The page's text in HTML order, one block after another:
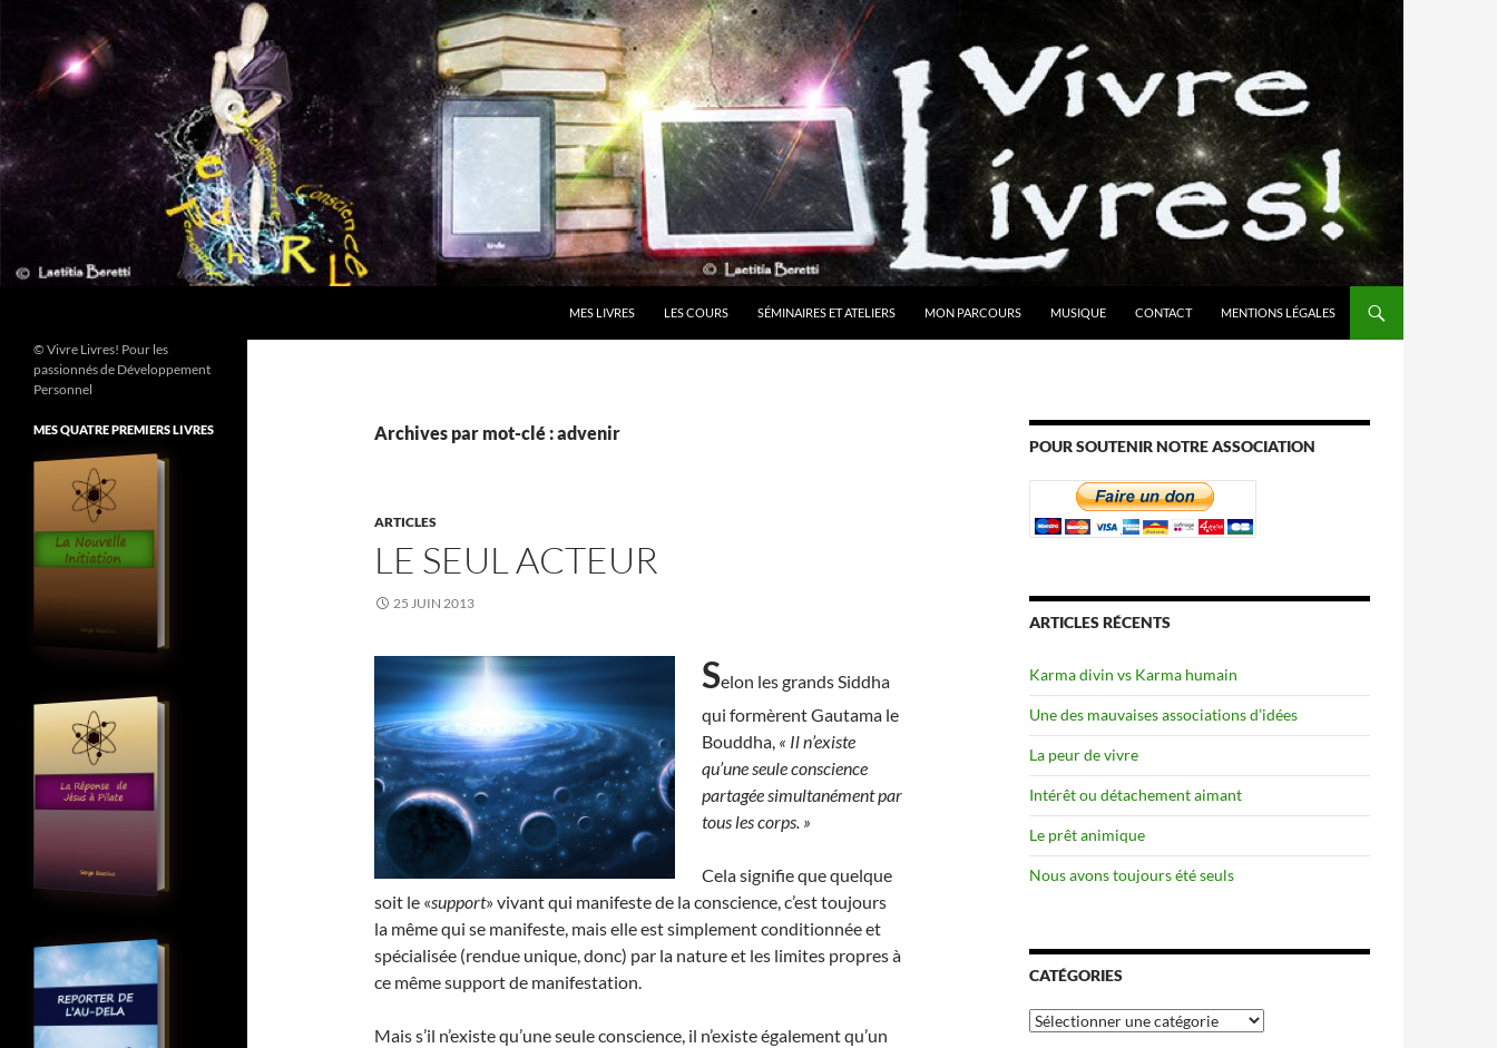
contenu
MES LIVRES LES COURS SÉMINAIRES ET ATELIERS MON PARCOURS MUSIQUE CONTACT MENTIONS LÉGALES
Archives par mot-clé : advenir
ARTICLES
LE SEUL ACTEUR
25 JUIN 2013
Selon les grands Siddha
qui formèrent Gautama le
Bouddha, « Il n’existe
qu’une seule conscience
partagée simultanément par
tous les corps. »
Cela signifie que quelque
soit le «support» vivant qui manifeste de la conscience, c’est toujours
la même qui se manifeste, mais elle est simplement conditionnée et
spécialisée (rendue unique, donc) par la nature et les limites propres à
ce même support de manifestation.
Mais s’il n’existe qu’une seule conscience, il n’existe également qu’un
POUR SOUTENIR NOTRE ASSOCIATION
ARTICLES RÉCENTS
Karma divin vs Karma humain
Une des mauvaises associations d’idées
La peur de vivre
Intérêt ou détachement aimant
Le prêt animique
Nous avons toujours été seuls
CATÉGORIES
Catégories
© Vivre Livres! Pour les
passionnés de Développement
Personnel
MES QUATRE PREMIERS LIVRES